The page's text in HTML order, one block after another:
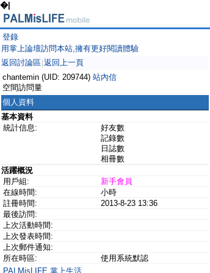
�|
登錄
用掌上論壇訪問本站,擁有更好閱讀體驗
返回討論區 返回上一頁
chantemin (UID: 209744) 站內信
空間訪問量
個人資料
基本資料
統計信息:
好友數
記錄數
日誌數
相冊數
活躍概況
用戶組:
新手會員
在線時間:
小時
註冊時間:
2013-8-23 13:36
最後訪問:
上次活動時間:
上次發表時間:
上次郵件通知:
所在時區:
使用系統默認
PALMisLIFE 掌上生活